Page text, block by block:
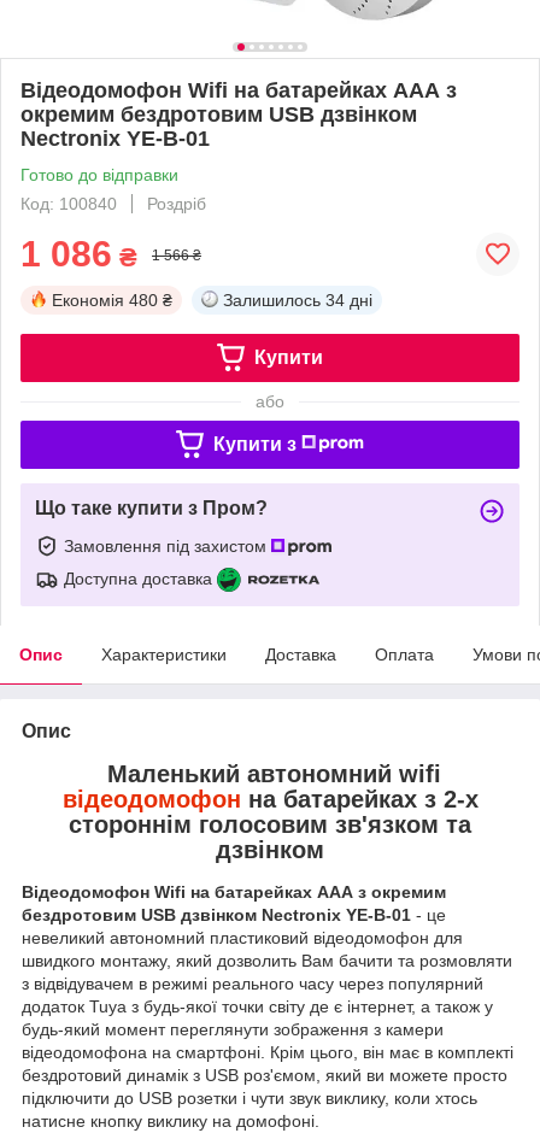
Відеодомофон Wifi на батарейках ААА з
окремим бездротовим USB дзвінком
Nectronix YE-B-01
Готово до відправки
Код: 100840
Роздріб
1 086 ₴ 1 566 ₴
Економія 480 ₴ Залишилось 34 дні
Купити
або
Купити з
Що таке купити з Пром?
Замовлення під захистом
Доступна доставка
Опис Характеристики Доставка Оплата Умови
Опис
Маленький автономний wifi
відеодомофон на батарейках з 2-х
стороннім голосовим зв'язком та
дзвінком
Відеодомофон Wifi на батарейках ААА з окремим
бездротовим USB дзвінком Nectronix YE-B-01 - це
невеликий автономний пластиковий відеодомофон для
швидкого монтажу, який дозволить Вам бачити та розмовляти
з відвідувачем в режимі реального часу через популярний
додаток Tuya з будь-якої точки світу де є інтернет, а також у
будь-який момент переглянути зображення з камери
відеодомофона на смартфоні. Крім цього, він має в комплекті
бездротовий динамік з USB роз'ємом, який ви можете просто
підключити до USB розетки і чути звук виклику, коли хтось
натисне кнопку виклику на домофоні.